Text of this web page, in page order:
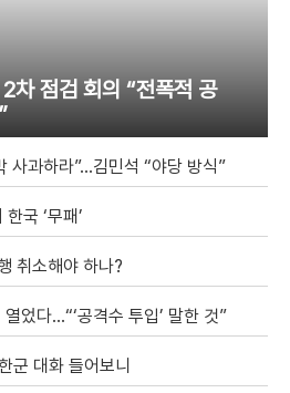
차 점검 회의 “전폭적 공
사과하라”…김민석 “야당 방식”
국 ‘무패’
취소해야 하나?
열었다…“‘공격수 투입’ 말한 것”
군 대화 들어보니